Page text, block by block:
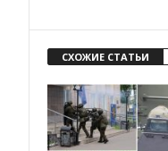
СХОЖИЕ СТАТЬИ